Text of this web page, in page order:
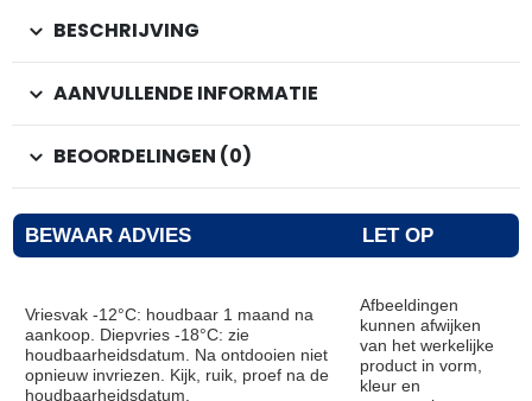
BESCHRIJVING
AANVULLENDE INFORMATIE
BEOORDELINGEN (0)
BEWAAR ADVIES LET OP
Vriesvak -12°C: houdbaar 1 maand na
aankoop. Diepvries -18°C: zie
houdbaarheidsdatum. Na ontdooien niet
opnieuw invriezen. Kijk, ruik, proef na de
houdbaarheidsdatum.
Afbeeldingen
kunnen afwijken
van het werkelijke
product in vorm,
kleur en